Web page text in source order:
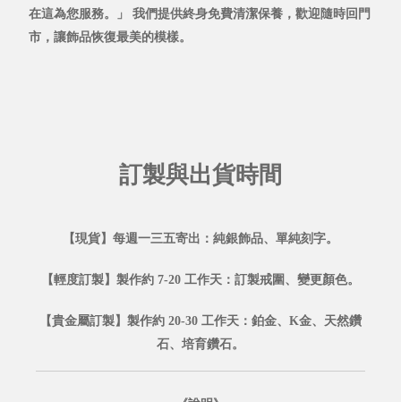
在這為您服務。」
我們提供終身免費清潔保養， 歡迎隨時回門
市，讓飾品恢復最美的模樣。
訂製與出貨時間
【現貨】每週一三五寄出：純銀飾品、單純刻字。
【輕度訂製】製作約 7-20 工作天：訂製戒圍、變更顏色。
【貴金屬訂製】製作約 20-30 工作天：鉑金、K金、天然鑽
石、培育鑽石。